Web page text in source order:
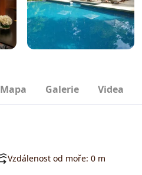
Mapa Galerie Videa
Vzdálenost od moře: 0 m